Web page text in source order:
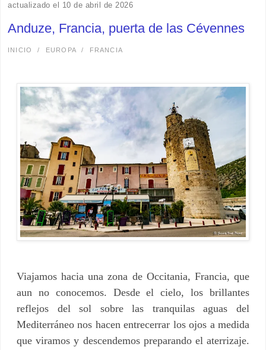
actualizado el 10 de abril de 2026
Anduze, Francia, puerta de las Cévennes
INICIO / EUROPA / FRANCIA
Viajamos hacia una zona de Occitania, Francia, que
aun no conocemos. Desde el cielo, los brillantes
reflejos del sol sobre las tranquilas aguas del
Mediterráneo nos hacen entrecerrar los ojos a medida
que viramos y descendemos preparando el aterrizaje.